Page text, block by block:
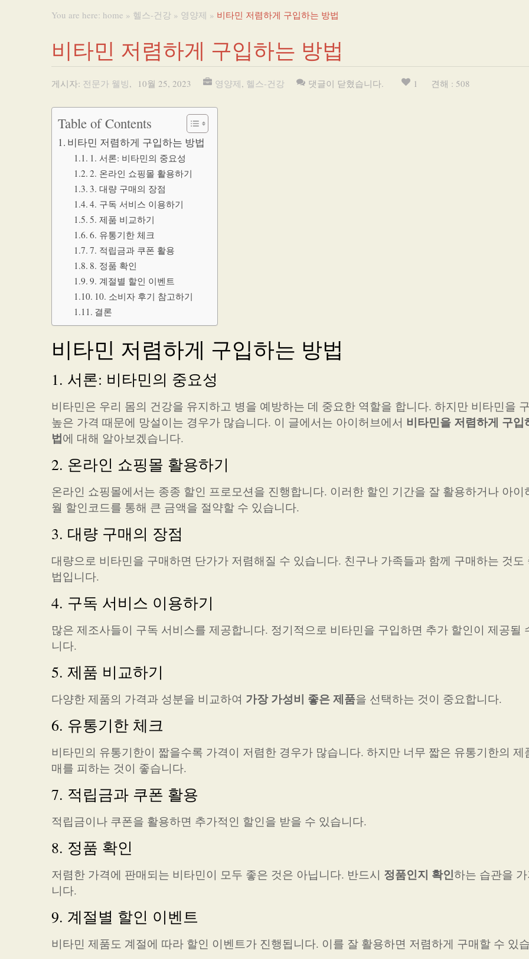
You are here: home » 헬스-건강 » 영양제 » 비타민 저렴하게 구입하는 방법
비타민 저렴하게 구입하는 방법
게시자: 전문가 웰빙, 10월 25, 2023 영양제, 헬스-건강 댓글이 닫혔습니다. 1 견해 : 508
Table of Contents
비타민 저렴하게 구입하는 방법
1. 서론: 비타민의 중요성
2. 온라인 쇼핑몰 활용하기
3. 대량 구매의 장점
4. 구독 서비스 이용하기
5. 제품 비교하기
6. 유통기한 체크
7. 적립금과 쿠폰 활용
8. 정품 확인
9. 계절별 할인 이벤트
10. 소비자 후기 참고하기
결론
비타민 저렴하게 구입하는 방법
1. 서론: 비타민의 중요성
비타민은 우리 몸의 건강을 유지하고 병을 예방하는 데 중요한 역할을 합니다. 하지만 비타민을
높은 가격 때문에 망설이는 경우가 많습니다. 이 글에서는 아이허브에서 비타민을 저렴하게 구입
법에 대해 알아보겠습니다.
2. 온라인 쇼핑몰 활용하기
온라인 쇼핑몰에서는 종종 할인 프로모션을 진행합니다. 이러한 할인 기간을 잘 활용하거나 아이
월 할인코드를 통해 큰 금액을 절약할 수 있습니다.
3. 대량 구매의 장점
대량으로 비타민을 구매하면 단가가 저렴해질 수 있습니다. 친구나 가족들과 함께 구매하는 것도
법입니다.
4. 구독 서비스 이용하기
많은 제조사들이 구독 서비스를 제공합니다. 정기적으로 비타민을 구입하면 추가 할인이 제공될
니다.
5. 제품 비교하기
다양한 제품의 가격과 성분을 비교하여 가장 가성비 좋은 제품을 선택하는 것이 중요합니다.
6. 유통기한 체크
비타민의 유통기한이 짧을수록 가격이 저렴한 경우가 많습니다. 하지만 너무 짧은 유통기한의 제
매를 피하는 것이 좋습니다.
7. 적립금과 쿠폰 활용
적립금이나 쿠폰을 활용하면 추가적인 할인을 받을 수 있습니다.
8. 정품 확인
저렴한 가격에 판매되는 비타민이 모두 좋은 것은 아닙니다. 반드시 정품인지 확인하는 습관을
니다.
9. 계절별 할인 이벤트
비타민 제품도 계절에 따라 할인 이벤트가 진행됩니다. 이를 잘 활용하면 저렴하게 구매할 수 있